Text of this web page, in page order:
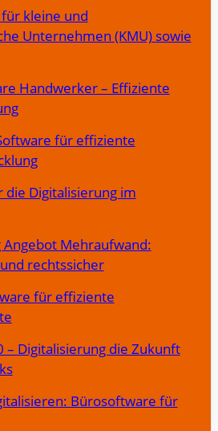
für kleine und
Unternehmen (KMU) sowie
Handwerker – Effiziente
für effiziente
die Digitalisierung im
Mehraufwand:
rechtssicher
für effiziente
– Digitalisierung die Zukunft
Bürosoftware für